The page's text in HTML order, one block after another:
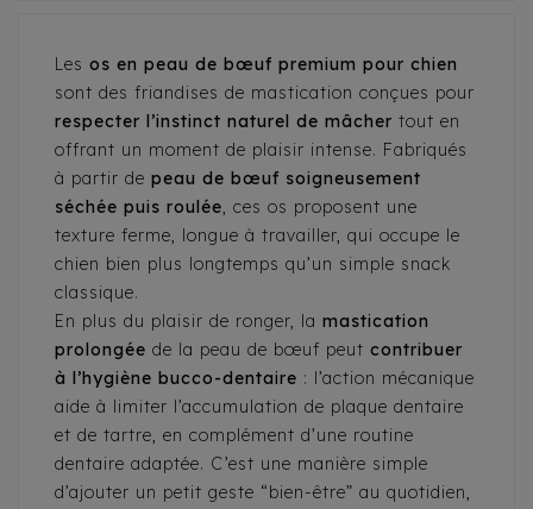
Les os en peau de bœuf premium pour chien
sont des friandises de mastication conçues pour
respecter l’instinct naturel de mâcher tout en
offrant un moment de plaisir intense. Fabriqués
à partir de peau de bœuf soigneusement
séchée puis roulée, ces os proposent une
texture ferme, longue à travailler, qui occupe le
chien bien plus longtemps qu’un simple snack
classique.
En plus du plaisir de ronger, la mastication
prolongée de la peau de bœuf peut contribuer
à l’hygiène bucco-dentaire : l’action mécanique
aide à limiter l’accumulation de plaque dentaire
et de tartre, en complément d’une routine
dentaire adaptée. C’est une manière simple
d’ajouter un petit geste “bien-être” au quotidien,